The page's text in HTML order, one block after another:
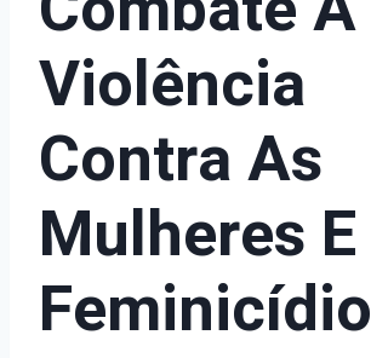
Violência
Contra As
Mulheres E
Feminicídio